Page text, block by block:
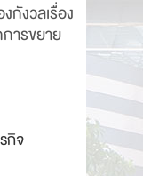
กังวลเรื่อง
ารขยาย
กิจ